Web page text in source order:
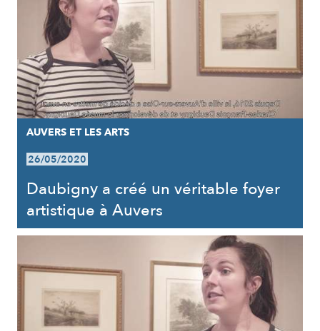
AUVERS ET LES ARTS
26/05/2020
Daubigny a créé un véritable foyer
artistique à Auvers